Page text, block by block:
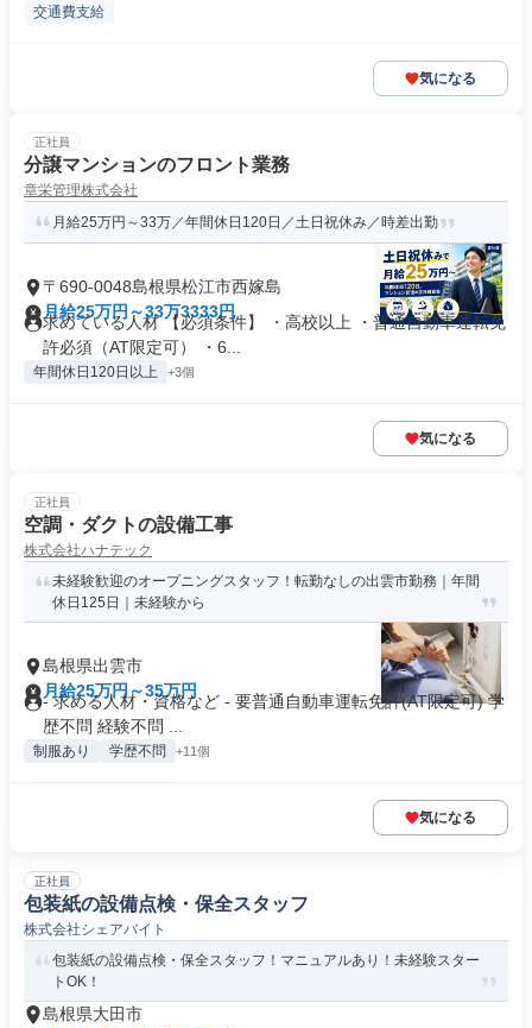
交通費支給
気になる
正社員
分譲マンションのフロント業務
章栄管理株式会社
月給25万円～33万／年間休日120日／土日祝休み／時差出勤
〒690-0048島根県松江市西嫁島
月給25万円～33万3333円
求めている人材 【必須条件】 ・高校以上 ・普通自動車運転免
許必須（AT限定可） ・6...
年間休日120日以上 +3個
気になる
正社員
空調・ダクトの設備工事
株式会社ハナテック
未経験歓迎のオープニングスタッフ！転勤なしの出雲市勤務｜年間
休日125日｜未経験から
島根県出雲市
月給25万円～35万円
- 求める人材・資格など - 要普通自動車運転免許(AT限定可) 学
歴不問 経験不問 ...
制服あり 学歴不問 +11個
気になる
正社員
包装紙の設備点検・保全スタッフ
株式会社シェアバイト
包装紙の設備点検・保全スタッフ！マニュアルあり！未経験スター
トOK！
島根県大田市